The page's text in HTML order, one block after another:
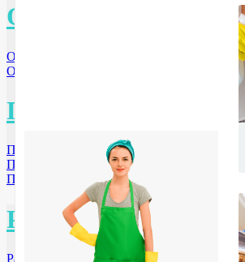
О
Омск
Орехово-Зуево МО
П
Пенза
Подольск МО
Пушкино МО
Р
Раменское МО